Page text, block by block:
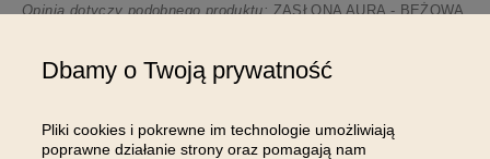
Komentarz sklepu
Opinia dotyczy podobnego produktu: ZASŁONA AURA - BEŻOWA
6/21/2024
Dbamy o Twoją prywatność
Pliki cookies i pokrewne im technologie umożliwiają
poprawne działanie strony oraz pomagają nam